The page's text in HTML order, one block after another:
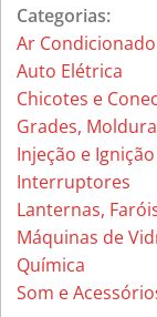
Categorias:
Ar Condicionado
Auto Elétrica
Chicotes e
Grades,
Injeção e Ignição
Interruptores
Lanternas,
Máquinas de
Química
Som e